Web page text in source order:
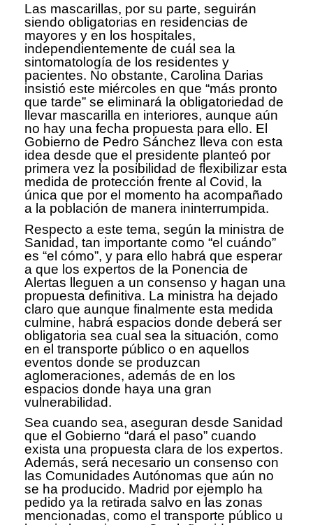
Las mascarillas, por su parte, seguirán
siendo obligatorias en residencias de
mayores y en los hospitales,
independientemente de cuál sea la
sintomatología de los residentes y
pacientes. No obstante, Carolina Darias
insistió este miércoles en que “más pronto
que tarde” se eliminará la obligatoriedad de
llevar mascarilla en interiores, aunque aún
no hay una fecha propuesta para ello. El
Gobierno de Pedro Sánchez lleva con esta
idea desde que el presidente planteó por
primera vez la posibilidad de flexibilizar esta
medida de protección frente al Covid, la
única que por el momento ha acompañado
a la población de manera ininterrumpida.
Respecto a este tema, según la ministra de
Sanidad, tan importante como “el cuándo”
es “el cómo”, y para ello habrá que esperar
a que los expertos de la Ponencia de
Alertas lleguen a un consenso y hagan una
propuesta definitiva. La ministra ha dejado
claro que aunque finalmente esta medida
culmine, habrá espacios donde deberá ser
obligatoria sea cual sea la situación, como
en el transporte público o en aquellos
eventos donde se produzcan
aglomeraciones, además de en los
espacios donde haya una gran
vulnerabilidad.
Sea cuando sea, aseguran desde Sanidad
que el Gobierno “dará el paso” cuando
exista una propuesta clara de los expertos.
Además, será necesario un consenso con
las Comunidades Autónomas que aún no
se ha producido. Madrid por ejemplo ha
pedido ya la retirada salvo en las zonas
mencionadas, como el transporte público u